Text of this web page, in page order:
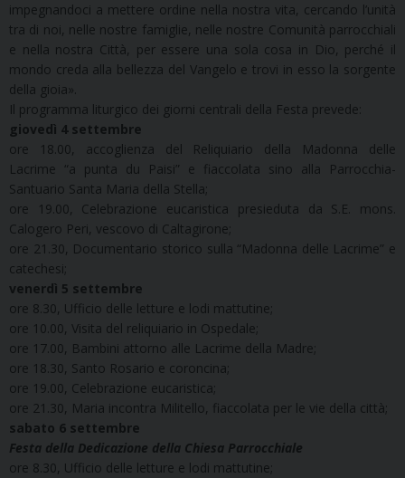
impegnandoci a mettere ordine nella nostra vita, cercando l’unità
tra di noi, nelle nostre famiglie, nelle nostre Comunità parrocchiali
e nella nostra Città, per essere una sola cosa in Dio, perché il
mondo creda alla bellezza del Vangelo e trovi in esso la sorgente
della gioia».
Il programma liturgico dei giorni centrali della Festa prevede:
giovedì 4 settembre
ore 18.00, accoglienza del Reliquiario della Madonna delle
Lacrime “a punta du Paisi” e fiaccolata sino alla Parrocchia-
Santuario Santa Maria della Stella;
ore 19.00, Celebrazione eucaristica presieduta da S.E. mons.
Calogero Peri, vescovo di Caltagirone;
ore 21.30, Documentario storico sulla “Madonna delle Lacrime” e
catechesi;
venerdì 5 settembre
ore 8.30, Ufficio delle letture e lodi mattutine;
ore 10.00, Visita del reliquiario in Ospedale;
ore 17.00, Bambini attorno alle Lacrime della Madre;
ore 18.30, Santo Rosario e coroncina;
ore 19.00, Celebrazione eucaristica;
ore 21.30, Maria incontra Militello, fiaccolata per le vie della città;
sabato 6 settembre
Festa della Dedicazione della Chiesa Parrocchiale
ore 8.30, Ufficio delle letture e lodi mattutine;